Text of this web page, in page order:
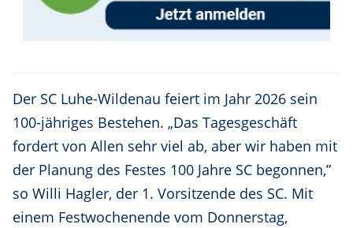
Der SC Luhe-Wildenau feiert im Jahr 2026 sein
100-jähriges Bestehen. „Das Tagesgeschäft
fordert von Allen sehr viel ab, aber wir haben mit
der Planung des Festes 100 Jahre SC begonnen,”
so Willi Hagler, der 1. Vorsitzende des SC. Mit
einem Festwochenende vom Donnerstag,